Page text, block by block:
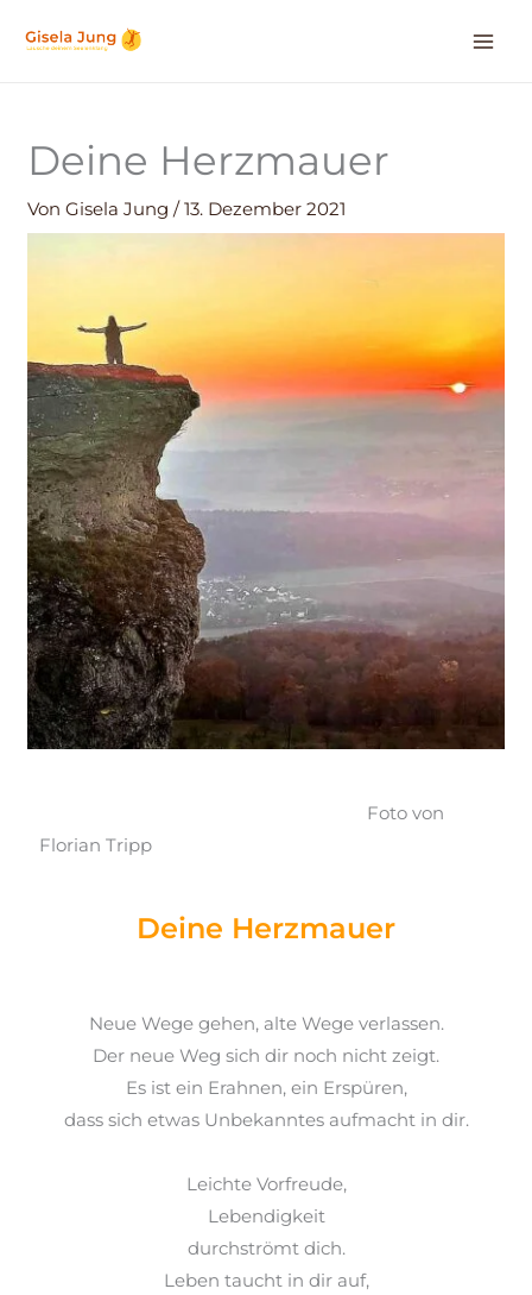
Inhalt
Deine Herzmauer
VonGisela Jung/13. Dezember 2021
Foto von
Florian Tripp
Deine Herzmauer
Neue Wege gehen, alte Wege verlassen.
Der neue Weg sich dir noch nicht zeigt.
Es ist ein Erahnen, ein Erspüren,
dass sich etwas Unbekanntes aufmacht in dir.
Leichte Vorfreude,
Lebendigkeit
durchströmt dich.
Leben taucht in dir auf,